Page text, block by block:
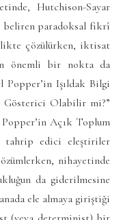
Hutchison-Sayar
beliren paradoksal fikrî
çözülürken, iktisat
önemli bir nokta da
Popper’in Işıldak Bilgi
Gösterici Olabilir mi?”
Popper’in Açık Toplum
tahrip edici eleştiriler
nihayetinde
da giderilmesine
ele almaya giriştiği